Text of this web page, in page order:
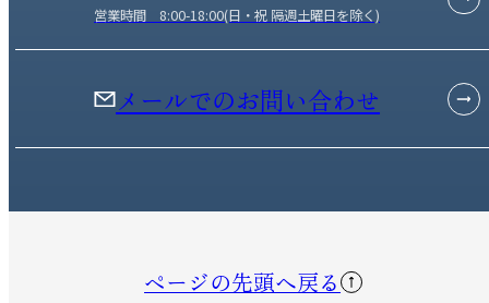
営業時間 8:00-18:00(日・祝 隔週土曜日を除く)
メールでのお問い合わせ
ページの先頭へ戻る